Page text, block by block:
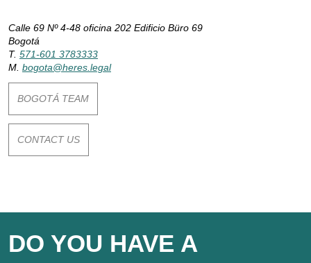
a
y
o
Calle 69 Nº 4-48 oficina 202 Edificio Büro 69
Bogotá
T. 571-601 3783333
M. bogota@heres.legal
BOGOTÁ TEAM
CONTACT US
DO YOU HAVE A